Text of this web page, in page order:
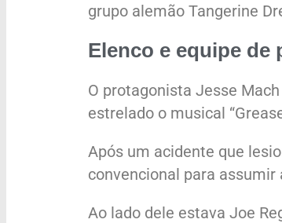
grupo alemão Tangerine
Elenco e equipe de
O protagonista Jesse
estrelado o musical
Após um acidente que
convencional para
Ao lado dele estava Joe